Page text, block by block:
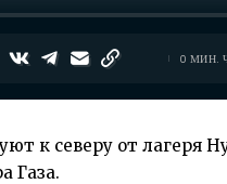
0 МИН.
к северу от лагеря
Газа.